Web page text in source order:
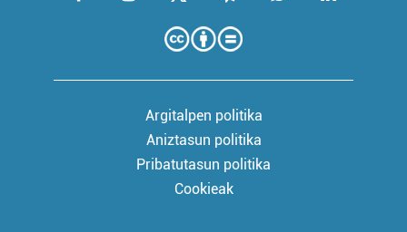
Argitalpen politika
Aniztasun politika
Pribatutasun politika
Cookieak